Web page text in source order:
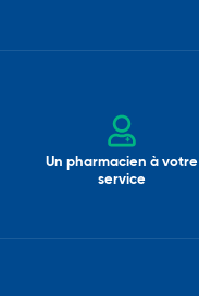
Un pharmacien à votre
service